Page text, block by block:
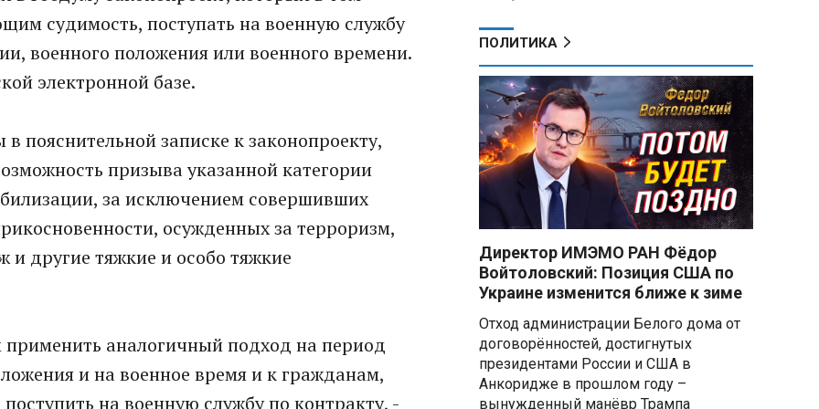
судимость, поступать на военную службу
военного положения или военного времени.
электронной базе.
пояснительной записке к законопроекту,
призыва указанной категории
за исключением совершивших
осужденных за терроризм,
другие тяжкие и особо тяжкие
применить аналогичный подход на период
и на военное время и к гражданам,
на военную службу по контракту, -
ПОЛИТИКА
Директор ИМЭМО РАН Фёдор
Войтоловский: Позиция США по
Украине изменится ближе к зиме
Отход администрации Белого дома от
договорённостей, достигнутых
президентами России и США в
Анкоридже в прошлом году –
вынужденный манёвр Трампа